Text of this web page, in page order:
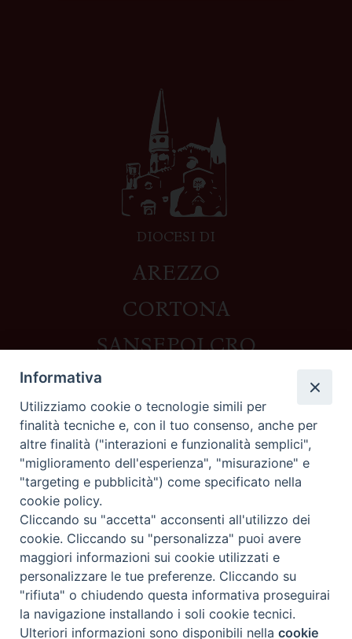
DIOCESI DI
AREZZO
CORTONA
SANSEPOLCRO
Contatti
Piazza del Duomo,1 - 52100 Arezzo
segreteria@diocesi.arezzo.it
Informativa privacy
Seguici su
Preferenze Cookie
Informativa
Utilizziamo cookie o tecnologie simili per
finalità tecniche e, con il tuo consenso, anche per
altre finalità ("interazioni e funzionalità semplici",
"miglioramento dell'esperienza", "misurazione" e
"targeting e pubblicità") come specificato nella
cookie policy.
Cliccando su "accetta" acconsenti all'utilizzo dei
cookie. Cliccando su "personalizza" puoi avere
maggiori informazioni sui cookie utilizzati e
personalizzare le tue preferenze. Cliccando su
"rifiuta" o chiudendo questa informativa proseguirai
la navigazione installando i soli cookie tecnici.
Ulteriori informazioni sono disponibili nellacookie